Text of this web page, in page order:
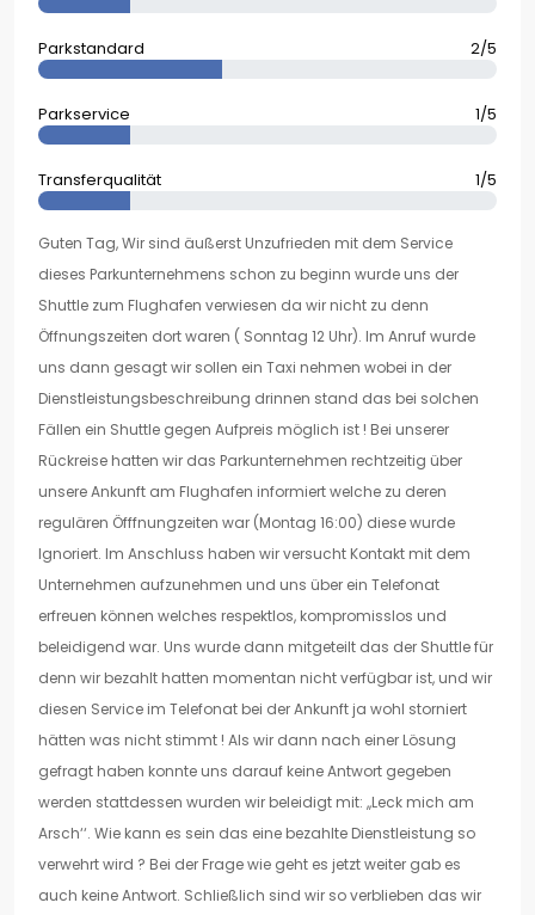
Parkstandard 2/5
Parkservice 1/5
Transferqualität 1/5
Guten Tag, Wir sind äußerst Unzufrieden mit dem Service
dieses Parkunternehmens schon zu beginn wurde uns der
Shuttle zum Flughafen verwiesen da wir nicht zu denn
Öffnungszeiten dort waren ( Sonntag 12 Uhr). Im Anruf wurde
uns dann gesagt wir sollen ein Taxi nehmen wobei in der
Dienstleistungsbeschreibung drinnen stand das bei solchen
Fällen ein Shuttle gegen Aufpreis möglich ist ! Bei unserer
Rückreise hatten wir das Parkunternehmen rechtzeitig über
unsere Ankunft am Flughafen informiert welche zu deren
regulären Öfffnungzeiten war (Montag 16:00) diese wurde
Ignoriert. Im Anschluss haben wir versucht Kontakt mit dem
Unternehmen aufzunehmen und uns über ein Telefonat
erfreuen können welches respektlos, kompromisslos und
beleidigend war. Uns wurde dann mitgeteilt das der Shuttle für
denn wir bezahlt hatten momentan nicht verfügbar ist, und wir
diesen Service im Telefonat bei der Ankunft ja wohl storniert
hätten was nicht stimmt ! Als wir dann nach einer Lösung
gefragt haben konnte uns darauf keine Antwort gegeben
werden stattdessen wurden wir beleidigt mit: ,,Leck mich am
Arsch‘‘. Wie kann es sein das eine bezahlte Dienstleistung so
verwehrt wird ? Bei der Frage wie geht es jetzt weiter gab es
auch keine Antwort. Schließlich sind wir so verblieben das wir